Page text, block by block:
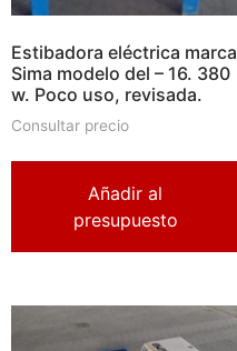
Estibadora eléctrica marca
Sima modelo del – 16. 380
w. Poco uso, revisada.
Consultar precio
Añadir al
presupuesto